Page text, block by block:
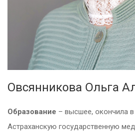
Овсянникова Ольга
Образование – высшее, окончила в
Астраханскую государственную